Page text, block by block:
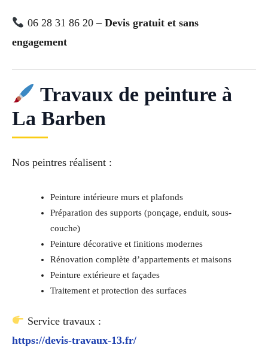
06 28 31 86 20 – Devis gratuit et sans
engagement
Travaux de peinture à
La Barben
Nos peintres réalisent :
Peinture intérieure murs et plafonds
Préparation des supports (ponçage, enduit, sous-
couche)
Peinture décorative et finitions modernes
Rénovation complète d’appartements et maisons
Peinture extérieure et façades
Traitement et protection des surfaces
Service travaux :
https://devis-travaux-13.fr/